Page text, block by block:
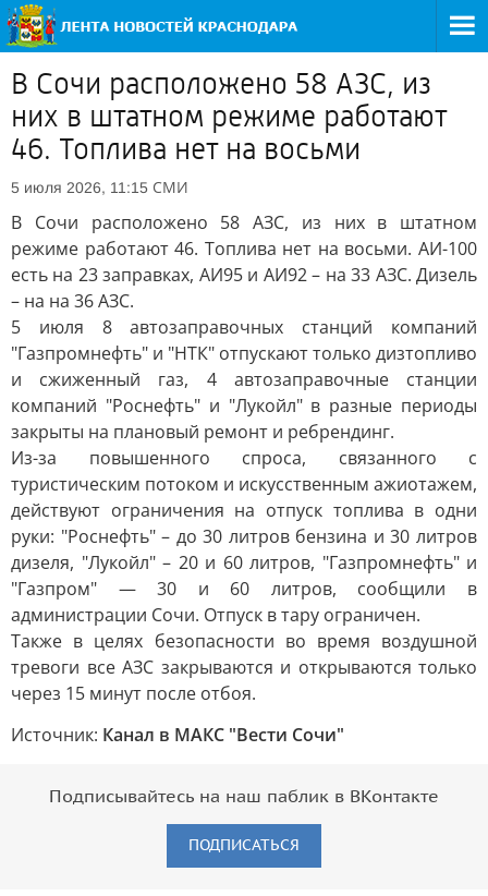
В Сочи расположено 58 АЗС, из
них в штатном режиме работают
46. Топлива нет на восьми
5 июля 2026, 11:15 СМИ
В Сочи расположено 58 АЗС, из них в штатном
режиме работают 46. Топлива нет на восьми. АИ-100
есть на 23 заправках, АИ95 и АИ92 – на 33 АЗС. Дизель
– на на 36 АЗС.
5 июля 8 автозаправочных станций компаний
"Газпромнефть" и "НТК" отпускают только дизтопливо
и сжиженный газ, 4 автозаправочные станции
компаний "Роснефть" и "Лукойл" в разные периоды
закрыты на плановый ремонт и ребрендинг.
Из-за повышенного спроса, связанного с
туристическим потоком и искусственным ажиотажем,
действуют ограничения на отпуск топлива в одни
руки: "Роснефть" – до 30 литров бензина и 30 литров
дизеля, "Лукойл" – 20 и 60 литров, "Газпромнефть" и
"Газпром" — 30 и 60 литров, сообщили в
администрации Сочи. Отпуск в тару ограничен.
Также в целях безопасности во время воздушной
тревоги все АЗС закрываются и открываются только
через 15 минут после отбоя.
Источник: Канал в МАКС "Вести Сочи"
Подписывайтесь на наш паблик в ВКонтакте
ПОДПИСАТЬСЯ